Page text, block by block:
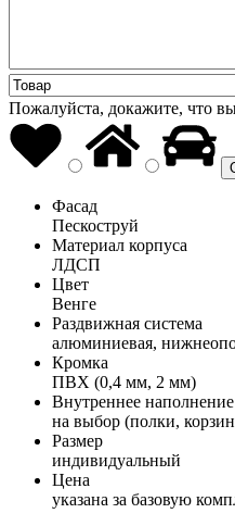
Пожалуйста, докажите, что
Фасад
Пескоструй
Материал корпуса
ЛДСП
Цвет
Венге
Раздвижная система
алюминиевая,
Кромка
ПВХ (0,4 мм, 2 мм)
Внутреннее наполнение
на выбор (полки,
Размер
индивидуальный
Цена
указана за базовую